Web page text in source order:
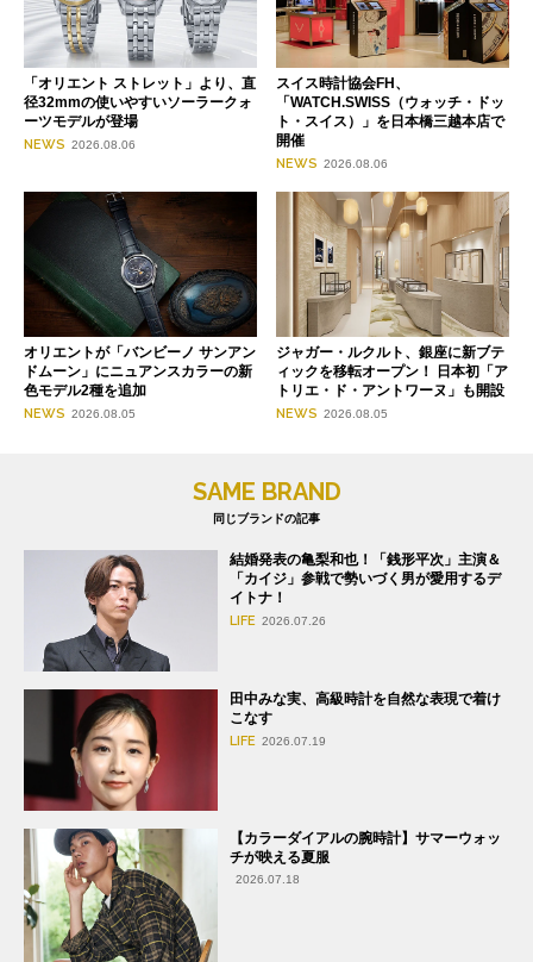
「オリエント ストレット」より、直
径32mmの使いやすいソーラークォ
ーツモデルが登場
NEWS 2026.08.06
スイス時計協会FH、
「WATCH.SWISS（ウォッチ・ドッ
ト・スイス）」を日本橋三越本店で
開催
NEWS 2026.08.06
オリエントが「バンビーノ サンアン
ドムーン」にニュアンスカラーの新
色モデル2種を追加
NEWS 2026.08.05
ジャガー・ルクルト、銀座に新ブテ
ィックを移転オープン！ 日本初「ア
トリエ・ド・アントワーヌ」も開設
NEWS 2026.08.05
SAME BRAND
同じブランドの記事
結婚発表の亀梨和也！「銭形平次」主演＆
「カイジ」参戦で勢いづく男が愛用するデ
イトナ！
LIFE 2026.07.26
田中みな実、高級時計を自然な表現で着け
こなす
LIFE 2026.07.19
【カラーダイアルの腕時計】サマーウォッ
チが映える夏服
2026.07.18